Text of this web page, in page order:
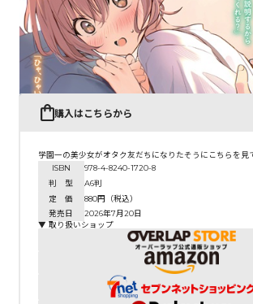
購入はこちらから
学園一の美少女がオタク友だちになりたそうにこちらを見
ISBN
978-4-8240-1720-8
判 型
A6判
定 価
880円（税込）
発売日
2026年7月20日
▼ 取り扱いショップ